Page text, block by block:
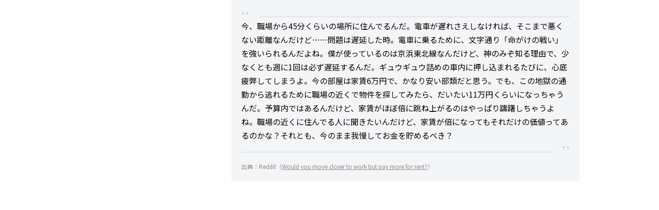
今、職場から45分くらいの場所に住んでるんだ。電車が遅れさえしなければ、そこまで悪く
ない距離なんだけど……問題は遅延した時。電車に乗るために、文字通り「命がけの戦い」
を強いられるんだよね。僕が使っているのは京浜東北線なんだけど、神のみぞ知る理由で、少
なくとも週に1回は必ず遅延するんだ。ギュウギュウ詰めの車内に押し込まれるたびに、心底
疲弊してしまうよ。今の部屋は家賃6万円で、かなり安い部類だと思う。でも、この地獄の通
勤から逃れるために職場の近くで物件を探してみたら、だいたい11万円くらいになっちゃう
んだ。予算内ではあるんだけど、家賃がほぼ倍に跳ね上がるのはやっぱり躊躇しちゃうよ
ね。職場の近くに住んでる人に聞きたいんだけど、家賃が倍になってもそれだけの価値ってあ
るのかな？それとも、今のまま我慢してお金を貯めるべき？
出典：Reddit（Would you move closer to work but pay more for rent?）